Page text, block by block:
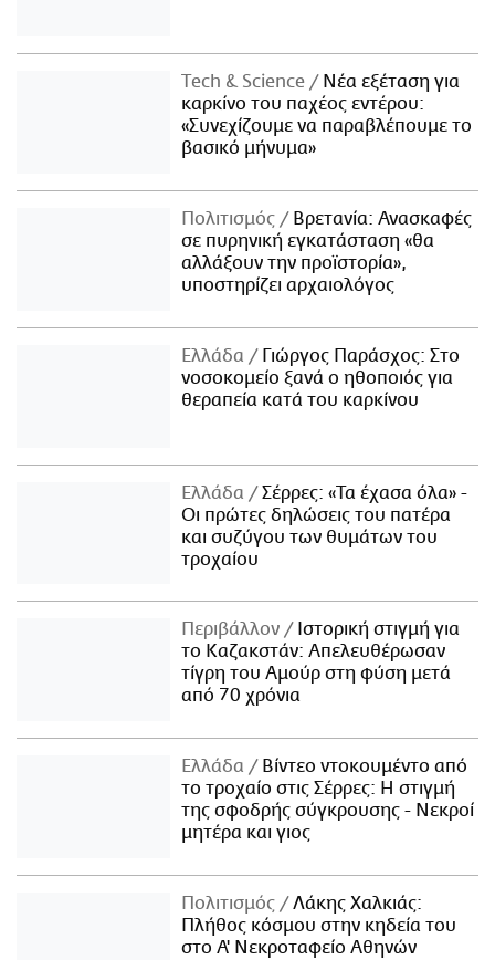
Τech & Science
Νέα εξέταση για
καρκίνο του παχέος εντέρου:
«Συνεχίζουμε να παραβλέπουμε το
βασικό μήνυμα»
Πολιτισμός
Βρετανία: Ανασκαφές
σε πυρηνική εγκατάσταση «θα
αλλάξουν την προϊστορία»,
υποστηρίζει αρχαιολόγος
Ελλάδα
Γιώργος Παράσχος: Στο
νοσοκομείο ξανά ο ηθοποιός για
θεραπεία κατά του καρκίνου
Ελλάδα
Σέρρες: «Τα έχασα όλα» -
Οι πρώτες δηλώσεις του πατέρα
και συζύγου των θυμάτων του
τροχαίου
Περιβάλλον
Ιστορική στιγμή για
το Καζακστάν: Απελευθέρωσαν
τίγρη του Αμούρ στη φύση μετά
από 70 χρόνια
Ελλάδα
Βίντεο ντοκουμέντο από
το τροχαίο στις Σέρρες: Η στιγμή
της σφοδρής σύγκρουσης - Νεκροί
μητέρα και γιος
Πολιτισμός
Λάκης Χαλκιάς:
Πλήθος κόσμου στην κηδεία του
στο Α' Νεκροταφείο Αθηνών